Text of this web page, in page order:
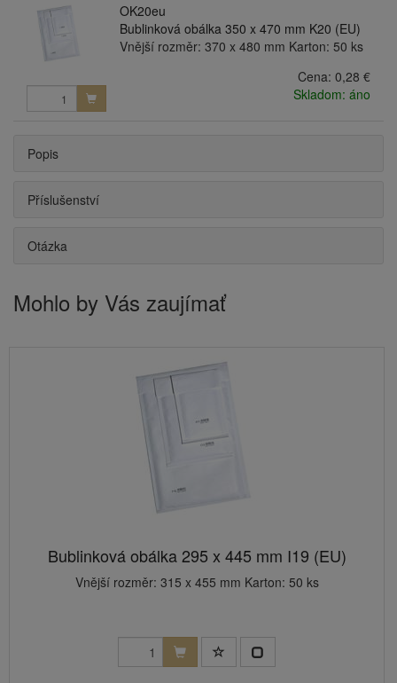
OK20eu
Bublinková obálka 350 x 470 mm K20 (EU)
Vnější rozměr: 370 x 480 mm Karton: 50 ks
Cena: 0,28 €
Skladom: áno
Popis
Příslušenství
Otázka
Mohlo by Vás zaujímať
Bublinková obálka 295 x 445 mm I19 (EU)
Vnější rozměr: 315 x 455 mm Karton: 50 ks